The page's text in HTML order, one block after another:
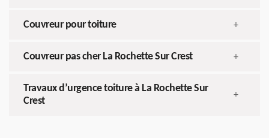
Couvreur pour toiture +
Couvreur pas cher La Rochette Sur Crest +
Travaux d’urgence toiture à La Rochette Sur
Crest
+